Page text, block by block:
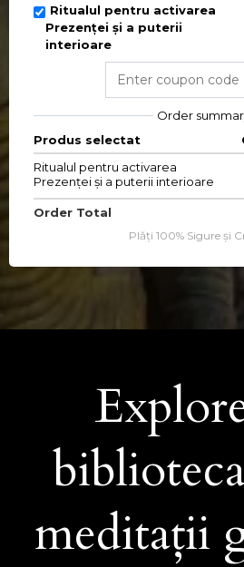
Ritualul pentru activarea
Prezenței și a puterii
interioare
Order
Produs selectat
Ritualul pentru activarea
Prezenței și a puterii interioare
Order Total
Plăți 100% Sigure și
meditații